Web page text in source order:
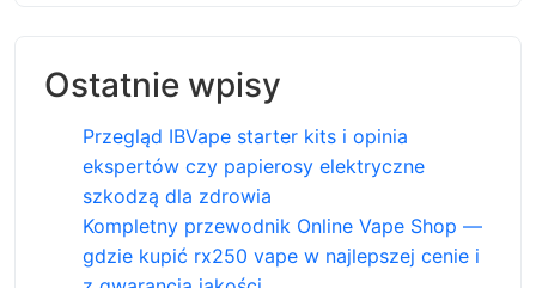
Ostatnie wpisy
Przegląd IBVape starter kits i opinia
ekspertów czy papierosy elektryczne
szkodzą dla zdrowia
Kompletny przewodnik Online Vape Shop —
gdzie kupić rx250 vape w najlepszej cenie i